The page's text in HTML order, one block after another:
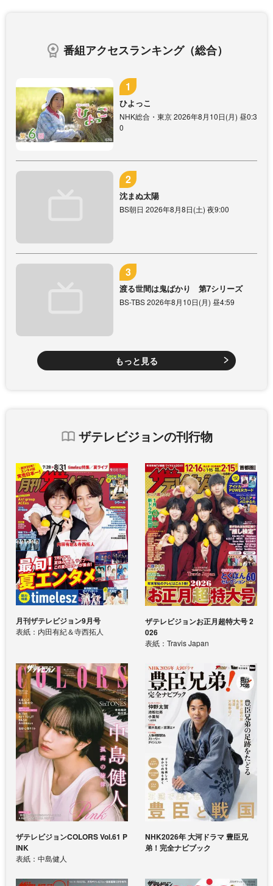
番組アクセスランキング（総合）
ひよっこ
NHK総合・東京 2026年8月10日(月) 昼0:3
0
沈まぬ太陽
BS朝日 2026年8月8日(土) 夜9:00
渡る世間は鬼ばかり 第7シリーズ
BS-TBS 2026年8月10日(月) 昼4:59
もっと見る
ザテレビジョンの刊行物
月刊ザテレビジョン9月号
表紙：内田有紀＆寺西拓人
ザテレビジョンお正月超特大号 2
026
表紙：Travis Japan
ザテレビジョンCOLORS Vol.61 P
INK
表紙：中島健人
NHK2026年 大河ドラマ 豊臣兄
弟！完全ナビブック